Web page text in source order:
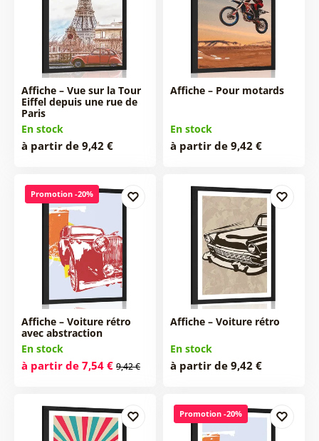
Affiche – Vue sur la Tour
Eiffel depuis une rue de
Paris
En stock
à partir de 9,42 €
Affiche – Pour motards
En stock
à partir de 9,42 €
Promotion -20%
Affiche – Voiture rétro
avec abstraction
En stock
à partir de 7,54 € 9,42 €
Affiche – Voiture rétro
En stock
à partir de 9,42 €
Promotion -20%